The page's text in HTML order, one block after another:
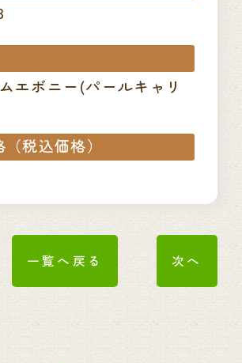
エボニー(パールキャリ
税込価格）
一覧へ戻る 次へ